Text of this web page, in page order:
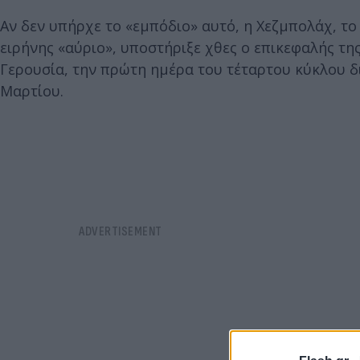
Αν δεν υπήρχε το «εμπόδιο» αυτό, η Χεζμπολάχ,
ειρήνης «αύριο», υποστήριξε χθες ο επικεφαλής
Γερουσία, την πρώτη ημέρα του τέταρτου
Μαρτίου.